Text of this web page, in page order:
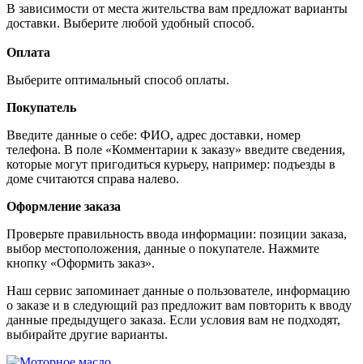
В зависимости от места жительства вам предложат варианты
доставки. Выберите любой удобный способ.
Оплата
Выберите оптимальный способ оплаты.
Покупатель
Введите данные о себе: ФИО, адрес доставки, номер
телефона. В поле «Комментарии к заказу» введите сведения,
которые могут пригодиться курьеру, например: подъезды в
доме считаются справа налево.
Оформление заказа
Проверьте правильность ввода информации: позиции заказа,
выбор местоположения, данные о покупателе. Нажмите
кнопку «Оформить заказ».
Наш сервис запоминает данные о пользователе, информацию
о заказе и в следующий раз предложит вам повторить к вводу
данные предыдущего заказа. Если условия вам не подходят,
выбирайте другие варианты.